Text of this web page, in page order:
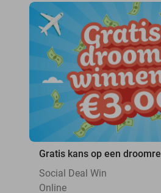
Gratis kans op een
Social Deal Win
Online